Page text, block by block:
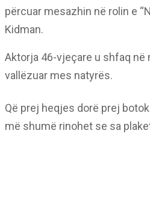
përcuar mesazhin në rolin e
Kidman.
Aktorja 46-vjeçare u shfaq
vallëzuar mes natyrës.
Që prej heqjes dorë prej
më shumë rinohet se sa